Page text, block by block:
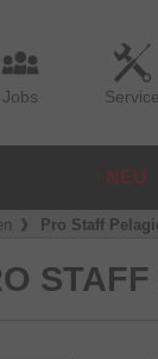
Jobs Service
NEU
Pro Staff
STAFF